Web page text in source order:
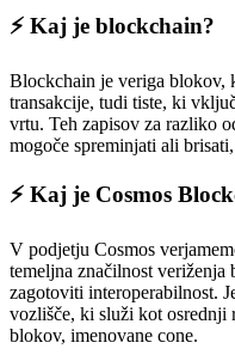
⚡️ Kaj je blockchain?
Blockchain je veriga blokov,
transakcije, tudi tiste, ki
vrtu. Teh zapisov za razliko
mogoče spreminjati ali
⚡️ Kaj je Cosmos
V podjetju Cosmos
temeljna značilnost veriženja
zagotoviti interoperabilnost.
vozlišče, ki služi kot osrednji
blokov, imenovane cone.